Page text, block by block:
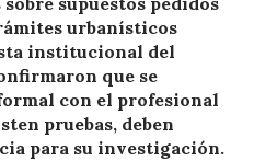
urbanísticos
institucional del
que se
con el profesional
pruebas, deben
para su investigación.